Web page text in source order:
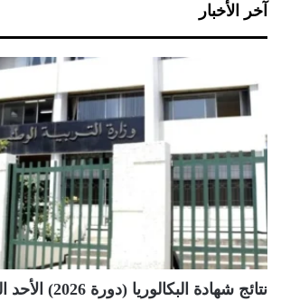
آخر الأخبار
نتائج شهادة البكالوريا (دورة 2026) الأحد المقبل